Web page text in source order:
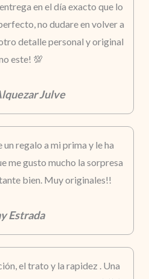
en el día exacto que lo
no dudare en volver a
detalle personal y original
este! 💯
Julve
un regalo a mi prima y le ha
me gusto mucho la sorpresa
bien. Muy originales!!
Estrada
el trato y la rapidez . Una